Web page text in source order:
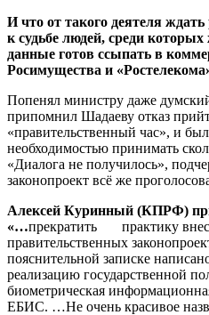
И что от такого деятеля
к судьбе людей, среди
данные готов ссыпать в
Росимущества и «Ростелек
Попенял министру даже
припомнил Шадаеву отказ
«правительственный час», и
необходимостью принимать
«Диалога не получилось»,
законопроект всё же
Алексей Куринный (КПРФ)
«…прекратить практику
правительственных
пояснительной записке
реализацию государственной
биометрическая
ЕБИС. …Не очень красивое